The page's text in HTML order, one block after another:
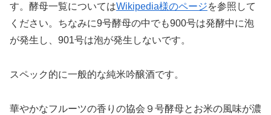
す。酵母一覧についてはWikipedia様のページを参照して
ください。ちなみに9号酵母の中でも900号は発酵中に泡
が発生し、901号は泡が発生しないです。
スペック的に一般的な純米吟醸酒です。
華やかなフルーツの香りの協会９号酵母とお米の風味が濃